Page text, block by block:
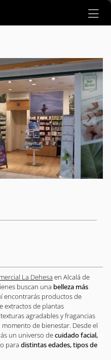
La Dehesa en Alcalá de
buscan una belleza más
encontrarás productos de
extractos de plantas
agradables y fragancias
de bienestar. Desde el
un universo decuidado facial,
para distintas edades, tipos de